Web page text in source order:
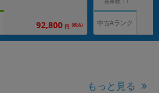
92,800 円 (税込) 中古Aランク
もっと見る